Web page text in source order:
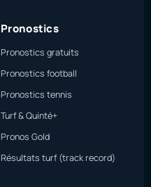
Pronostics
Pronostics gratuits
Pronostics football
Pronostics tennis
Turf & Quinté+
Pronos Gold
Résultats turf (track record)